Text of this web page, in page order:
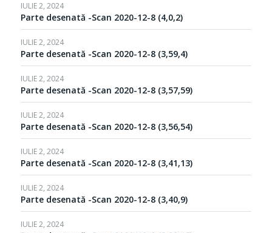
IULIE 2, 2024
Parte desenată -Scan 2020-12-8 (4,0,2)
IULIE 2, 2024
Parte desenată -Scan 2020-12-8 (3,59,4)
IULIE 2, 2024
Parte desenată -Scan 2020-12-8 (3,57,59)
IULIE 2, 2024
Parte desenată -Scan 2020-12-8 (3,56,54)
IULIE 2, 2024
Parte desenată -Scan 2020-12-8 (3,41,13)
IULIE 2, 2024
Parte desenată -Scan 2020-12-8 (3,40,9)
IULIE 2, 2024